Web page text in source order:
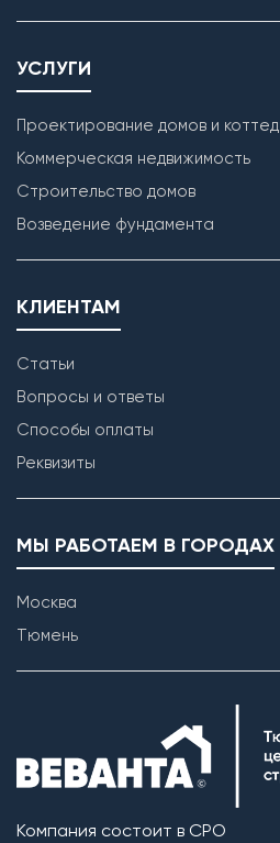
Возведение
УСЛУГИ
Проектирование домов и
Коммерческая недвижимость
Строительство домов
Возведение фундамента
КЛИЕНТАМ
Статьи
Вопросы и ответы
Способы оплаты
Реквизиты
МЫ РАБОТАЕМ В ГОРОДАХ
Москва
Тюмень
Компания состоит в СРО